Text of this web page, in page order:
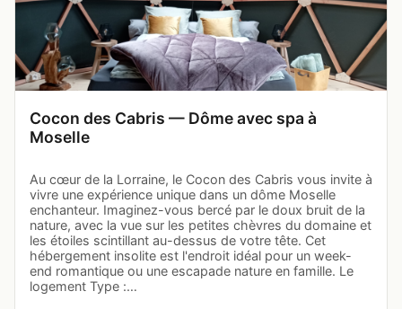
Cocon des Cabris — Dôme avec spa à
Moselle
Au cœur de la Lorraine, le Cocon des Cabris vous invite à
vivre une expérience unique dans un dôme Moselle
enchanteur. Imaginez-vous bercé par le doux bruit de la
nature, avec la vue sur les petites chèvres du domaine et
les étoiles scintillant au-dessus de votre tête. Cet
hébergement insolite est l'endroit idéal pour un week-
end romantique ou une escapade nature en famille. Le
logement Type :…